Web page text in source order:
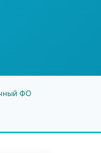
ФО